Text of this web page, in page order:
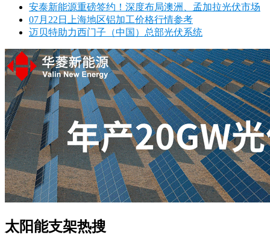
安泰新能源重磅签约！深度布局澳洲、孟加拉光伏市场
07月22日上海地区铝加工价格行情参考
迈贝特助力西门子（中国）总部光伏系统
太阳能支架热搜